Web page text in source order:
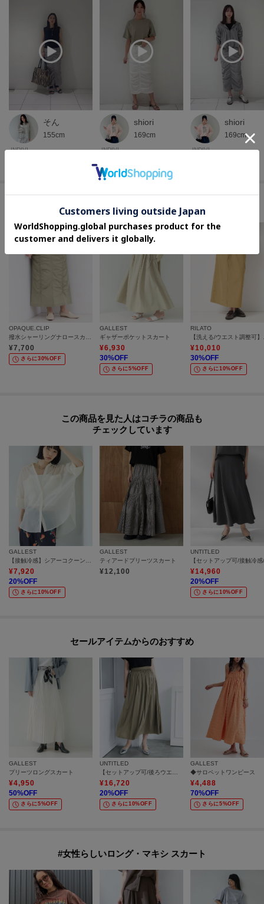
そん
155cm
INDIVI
shiori
169cm
INDIVI
shiori
169cm
INDIVI
このアイテムに似ているアイテム
OPAQUE.CLIP
撥水シャーリングナロースカート【洗濯機OK／UVケア／花粉対応】
¥7,700
さらに30%OFF
GALLEST
ギャザーポケットスカート
¥6,930
30%OFF
さらに5%OFF
RILATO
【洗
¥10,010
30%OFF
さらに10%OFF
この商品を見た人はコチラの商品も
チェックしています
GALLEST
¥7,920
20%OFF
さらに10%OFF
GALLEST
ティアードプリーツスカート
¥12,100
UNTITLED
¥14,960
20%OFF
さらに10%OFF
セールアイテムからのおすすめ
GALLEST
プリーツロングスカート
¥4,950
50%OFF
さらに5%OFF
UNTITLED
【セットアップ可/後ろウエストゴム/光沢感】ローンフレアスカート
¥16,720
20%OFF
さらに10%OFF
GALLEST
◆サロペットワンピース
¥4,488
70%OFF
さらに5%OFF
#女性らしいロング・マキシ スカート